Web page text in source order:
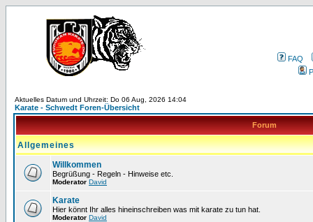
FAQ
Aktuelles Datum und Uhrzeit: Do 06 Aug, 2026 14:04
Karate - Schwedt Foren-Übersicht
Forum
Allgemeines
Willkommen
Begrüßung - Regeln - Hinweise etc.
Moderator David
Karate
Hier könnt Ihr alles hineinschreiben was mit karate zu tun hat.
Moderator David